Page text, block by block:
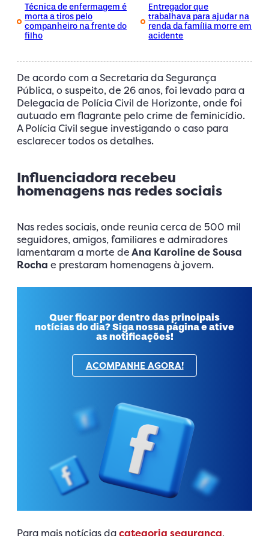
Técnica de enfermagem é
morta a tiros pelo
companheiro na frente do
filho
Entregador que
trabalhava para ajudar na
renda da família morre em
acidente
De acordo com a Secretaria da Segurança
Pública, o suspeito, de 26 anos, foi levado para a
Delegacia de Polícia Civil de Horizonte, onde foi
autuado em flagrante pelo crime de feminicídio.
A Polícia Civil segue investigando o caso para
esclarecer todos os detalhes.
Influenciadora recebeu
homenagens nas redes sociais
Nas redes sociais, onde reunia cerca de 500 mil
seguidores, amigos, familiares e admiradores
lamentaram a morte deAna Karoline de Sousa
Rocha e prestaram homenagens à jovem.
Quer ficar por dentro das principais
notícias do dia? Siga nossa página e ative
as notificações!
ACOMPANHE AGORA!
Para mais notícias dacategoria segurança,